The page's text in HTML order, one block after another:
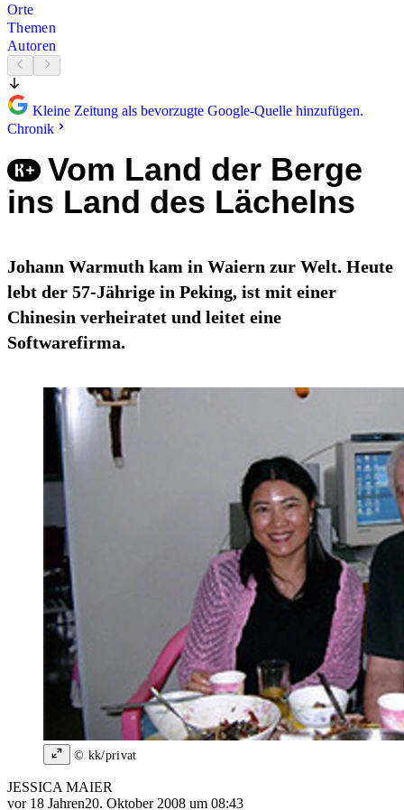
Orte
Themen
Autoren
Kleine Zeitung als bevorzugte Google-Quelle hinzufügen.
Chronik
Vom Land der Berge
ins Land des Lächelns
Johann Warmuth kam in Waiern zur Welt. Heute
lebt der 57-Jährige in Peking, ist mit einer
Chinesin verheiratet und leitet eine
Softwarefirma.
© kk/privat
JESSICA MAIER
vor 18 Jahren20. Oktober 2008 um 08:43